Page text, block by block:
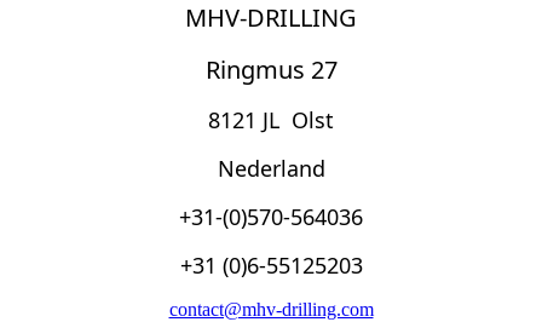
MHV-DRILLING
Ringmus 27
8121 JL Olst
Nederland
+31-(0)570-564036
+31 (0)6-55125203
contact@mhv-drilling.com